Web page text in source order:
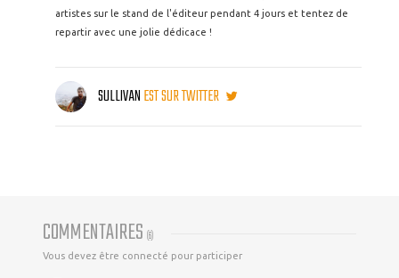
artistes sur le stand de l'éditeur pendant 4 jours et tentez de
repartir avec une jolie dédicace !
SULLIVANEST SUR TWITTER
COMMENTAIRES (6)
Vous devez être connecté pour participer